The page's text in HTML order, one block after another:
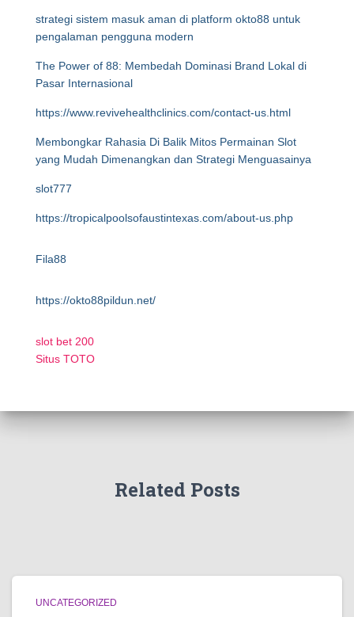
strategi sistem masuk aman di platform okto88 untuk
pengalaman pengguna modern
The Power of 88: Membedah Dominasi Brand Lokal di
Pasar Internasional
https://www.revivehealthclinics.com/contact-us.html
Membongkar Rahasia Di Balik Mitos Permainan Slot
yang Mudah Dimenangkan dan Strategi Menguasainya
slot777
https://tropicalpoolsofaustintexas.com/about-us.php
Fila88
https://okto88pildun.net/
slot bet 200
Situs TOTO
Related Posts
UNCATEGORIZED